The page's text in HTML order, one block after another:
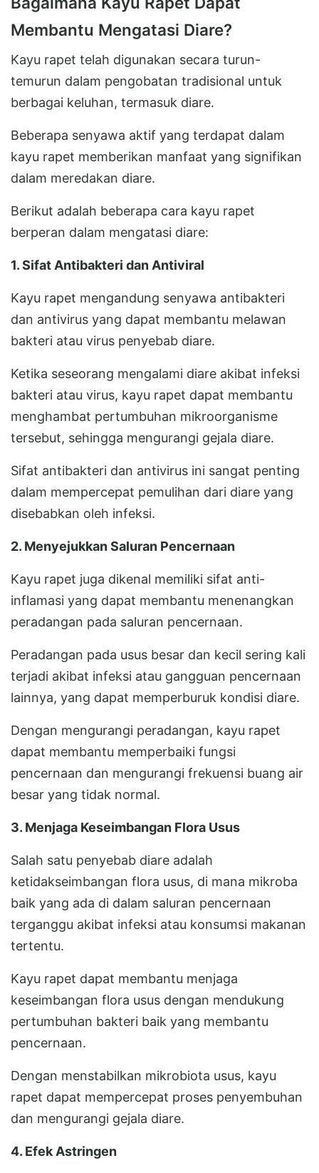
Membantu Mengatasi Diare?
Kayu rapet telah digunakan secara turun-
temurun dalam pengobatan tradisional untuk
berbagai keluhan, termasuk diare.
Beberapa senyawa aktif yang terdapat dalam
kayu rapet memberikan manfaat yang signifikan
dalam meredakan diare.
Berikut adalah beberapa cara kayu rapet
berperan dalam mengatasi diare:
1. Sifat Antibakteri dan Antiviral
Kayu rapet mengandung senyawa antibakteri
dan antivirus yang dapat membantu melawan
bakteri atau virus penyebab diare.
Ketika seseorang mengalami diare akibat infeksi
bakteri atau virus, kayu rapet dapat membantu
menghambat pertumbuhan mikroorganisme
tersebut, sehingga mengurangi gejala diare.
Sifat antibakteri dan antivirus ini sangat penting
dalam mempercepat pemulihan dari diare yang
disebabkan oleh infeksi.
2. Menyejukkan Saluran Pencernaan
Kayu rapet juga dikenal memiliki sifat anti-
inflamasi yang dapat membantu menenangkan
peradangan pada saluran pencernaan.
Peradangan pada usus besar dan kecil sering kali
terjadi akibat infeksi atau gangguan pencernaan
lainnya, yang dapat memperburuk kondisi diare.
Dengan mengurangi peradangan, kayu rapet
dapat membantu memperbaiki fungsi
pencernaan dan mengurangi frekuensi buang air
besar yang tidak normal.
3. Menjaga Keseimbangan Flora Usus
Salah satu penyebab diare adalah
ketidakseimbangan flora usus, di mana mikroba
baik yang ada di dalam saluran pencernaan
terganggu akibat infeksi atau konsumsi makanan
tertentu.
Kayu rapet dapat membantu menjaga
keseimbangan flora usus dengan mendukung
pertumbuhan bakteri baik yang membantu
pencernaan.
Dengan menstabilkan mikrobiota usus, kayu
rapet dapat mempercepat proses penyembuhan
dan mengurangi gejala diare.
4. Efek Astringen